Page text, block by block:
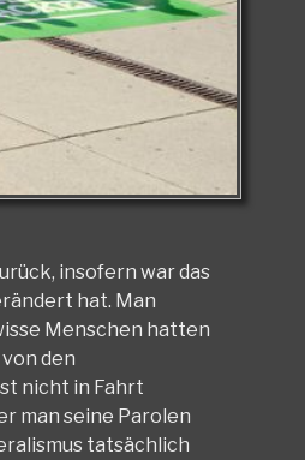
insofern war das
hat. Man
Menschen hatten
den
nicht in Fahrt
man seine Parolen
tatsächlich